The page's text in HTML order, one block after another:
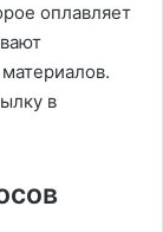
оплавляет
в